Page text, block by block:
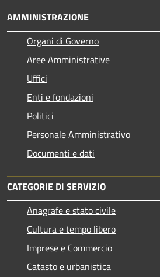
AMMINISTRAZIONE
Organi di Governo
Aree Amministrative
Uffici
Enti e fondazioni
Politici
Personale Amministrativo
Documenti e dati
CATEGORIE DI SERVIZIO
Anagrafe e stato civile
Cultura e tempo libero
Imprese e Commercio
Catasto e urbanistica